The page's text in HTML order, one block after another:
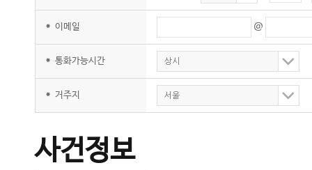
* 이메일 @
* 통화가능시간 상시
* 거주지 서울
사건정보